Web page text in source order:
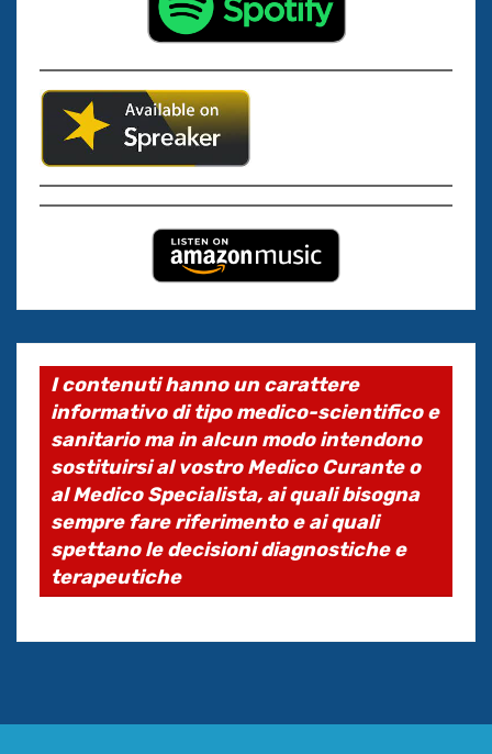
I contenuti hanno un carattere
informativo di tipo medico-scientifico e
sanitario ma in alcun modo intendono
sostituirsi al vostro Medico Curante o
al Medico Specialista, ai quali bisogna
sempre fare riferimento e ai quali
spettano le decisioni diagnostiche e
terapeutiche